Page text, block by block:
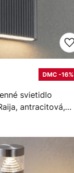
svietidlo
antracitová,
DMC -16%